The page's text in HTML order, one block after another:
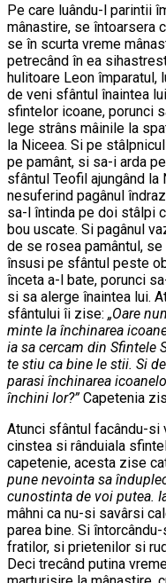
Pe care luându-l parintii
mânastire, se întoarsera
se în scurta vreme
petrecând în ea
hulitoare Leon împaratul,
de veni sfântul înaintea
sfintelor icoane, porunci
lege strâns mâinile la
la Niceea. Si pe
pe pamânt, si sa-i arda
sfântul Teofil ajungând
nesuferind pagânul
sa-l întinda pe doi stâlpi
bou uscate. Si pagânul
de se rosea pamântul,
însusi pe sfântul peste
înceta a-l bate, porunci
si sa alerge înaintea lui.
sfântului îi zise: „Oare
minte la închinarea
ia sa cercam din Sfintele
te stiu ca bine le stii. Si
parasi închinarea
închini lor?”Capetenia
Atunci sfântul facându-si
cinstea si rânduiala
capetenie, acesta zise
pune nevointa sa
cunostinta de voi putea.
mâhni ca nu-si savârsi
parea bine. Si
fratilor, si prietenilor si
Deci trecând putina